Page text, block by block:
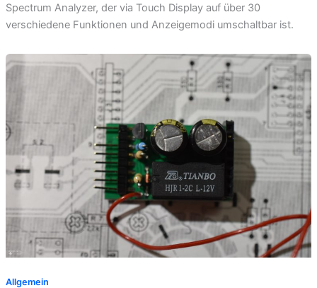
Spectrum Analyzer, der via Touch Display auf über 30
verschiedene Funktionen und Anzeigemodi umschaltbar ist.
Allgemein